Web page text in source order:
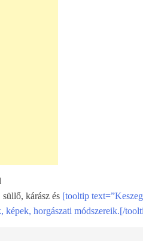
kárász és [tooltip
képek, horgászati módszereik.[/